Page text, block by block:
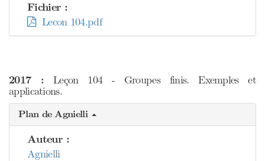
Fichier :
Lecon 104.pdf
2017 : Leçon 104 - Groupes finis. Exemples et
applications.
Plan de Agnielli
Auteur :
Agnielli